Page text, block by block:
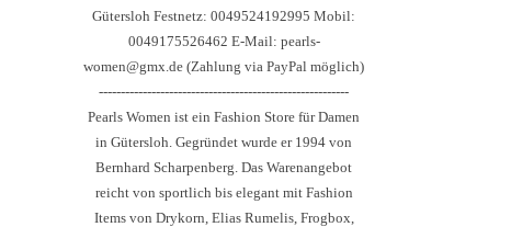
Gütersloh Festnetz: 0049524192995 Mobil:
0049175526462 E-Mail: pearls-
women@gmx.de (Zahlung via PayPal möglich)
---------------------------------------------------------
Pearls Women ist ein Fashion Store für Damen
in Gütersloh. Gegründet wurde er 1994 von
Bernhard Scharpenberg. Das Warenangebot
reicht von sportlich bis elegant mit Fashion
Items von Drykorn, Elias Rumelis, Frogbox,